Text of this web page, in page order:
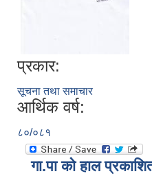
प्रकार:
सूचना तथा समाचार
आर्थिक वर्ष:
८०/०८१
गा.पा काे हाल